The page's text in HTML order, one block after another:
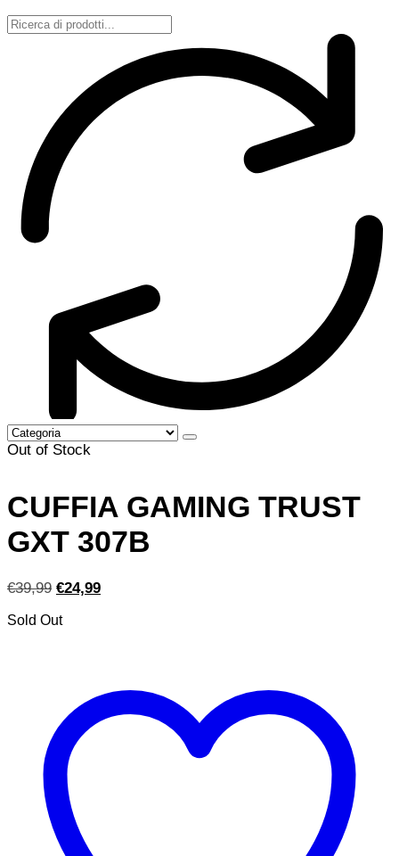
Out of Stock
CUFFIA GAMING TRUST
GXT 307B
€39,99 Il
originale
€24,99Il
Sold Out